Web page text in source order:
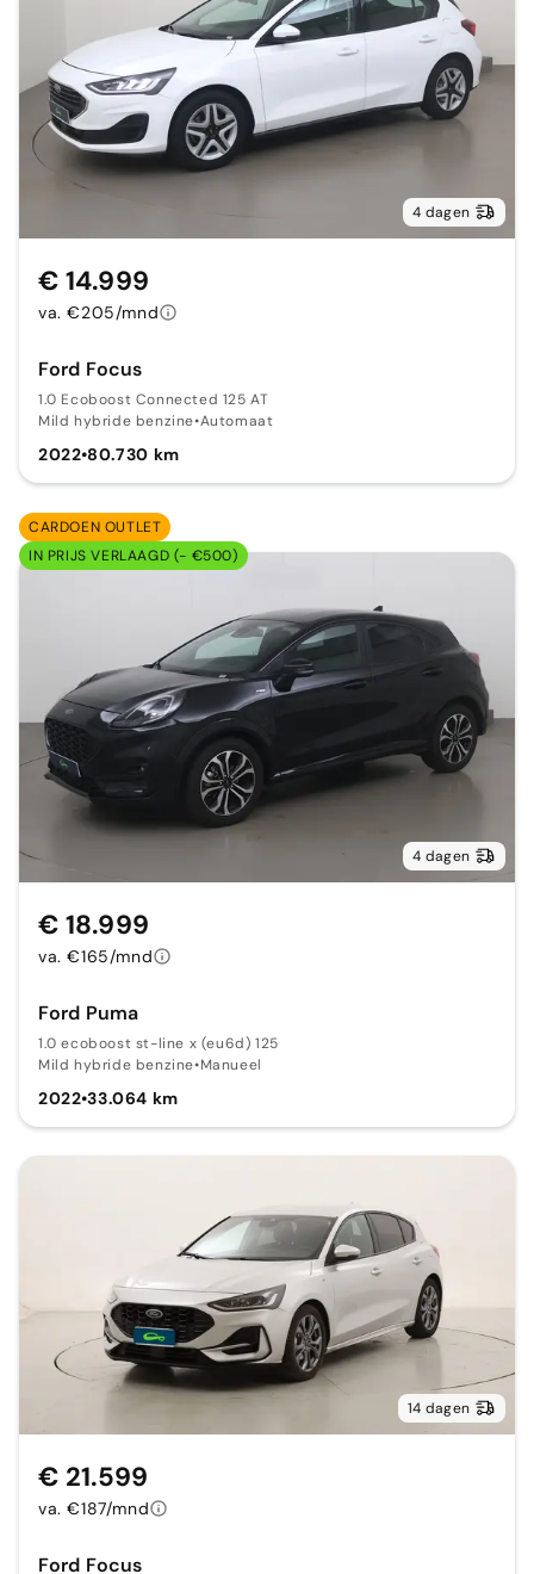
4 dagen
Ford Focus
1.0 Ecoboost Connected 125 AT
Mild hybride benzine•Automaat
2022•80.730 km
€ 14.999
va. €205/mnd
CARDOEN OUTLET
IN PRIJS VERLAAGD (- €500)
4 dagen
Ford Puma
1.0 ecoboost st-line x (eu6d) 125
Mild hybride benzine•Manueel
2022•33.064 km
€ 18.999
va. €165/mnd
14 dagen
Ford Focus
€ 21.599
va. €187/mnd